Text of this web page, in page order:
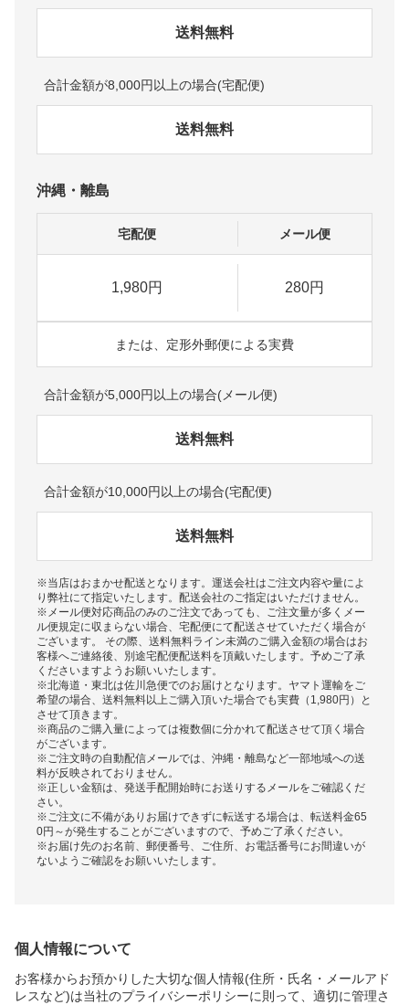
送料無料
合計金額が8,000円以上の場合(宅配便)
送料無料
沖縄・離島
宅配便 メール便
1,980円 280円
または、定形外郵便による実費
合計金額が5,000円以上の場合(メール便)
送料無料
合計金額が10,000円以上の場合(宅配便)
送料無料
※当店はおまかせ配送となります。運送会社はご注文内容や量によ
り弊社にて指定いたします。配送会社のご指定はいただけません。
※メール便対応商品のみのご注文であっても、ご注文量が多くメー
ル便規定に収まらない場合、宅配便にて配送させていただく場合が
ございます。 その際、送料無料ライン未満のご購入金額の場合はお
客様へご連絡後、別途宅配便配送料を頂戴いたします。予めご了承
くださいますようお願いいたします。
※北海道・東北は佐川急便でのお届けとなります。ヤマト運輸をご
希望の場合、送料無料以上ご購入頂いた場合でも実費（1,980円）と
させて頂きます。
※商品のご購入量によっては複数個に分かれて配送させて頂く場合
がございます。
※ご注文時の自動配信メールでは、沖縄・離島など一部地域への送
料が反映されておりません。
※正しい金額は、発送手配開始時にお送りするメールをご確認くだ
さい。
※ご注文に不備がありお届けできずに転送する場合は、転送料金65
0円～が発生することがございますので、予めご了承ください。
※お届け先のお名前、郵便番号、ご住所、お電話番号にお間違いが
ないようご確認をお願いいたします。
個人情報について
お客様からお預かりした大切な個人情報(住所・氏名・メールアド
レスなど)は当社のプライバシーポリシーに則って、適切に管理さ